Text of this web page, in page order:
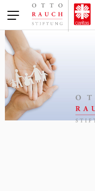
Altenpflegeheim und
rauch ZOO
Freiwilliges